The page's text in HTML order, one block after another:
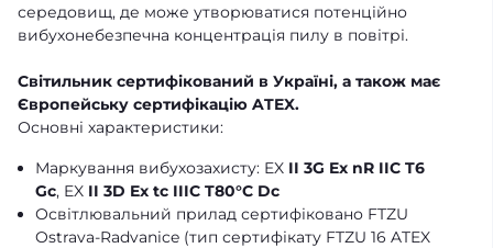
середовищ, де може утворюватися потенційно
вибухонебезпечна концентрація пилу в повітрі.
Світильник сертифікований в Україні, а також має
Європейську сертифікацію ATEX.
Основні характеристики:
Маркування вибухозахисту: EX II 3G Ex nR IIC T6
Gc, EX II 3D Ex tc IIIC T80°C Dc
Освітлювальний прилад сертифіковано FTZU
Ostrava-Radvanice (тип сертифікату FTZU 16 ATEX